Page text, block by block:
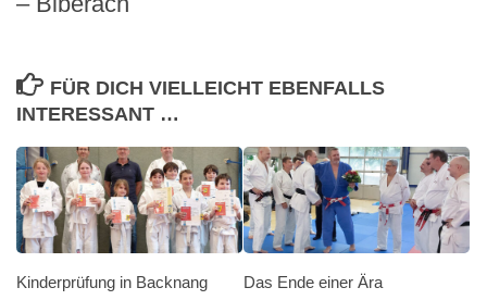
FÜR DICH VIELLEICHT EBENFALLS
INTERESSANT …
Kinderprüfung in Backnang Das Ende einer Ära